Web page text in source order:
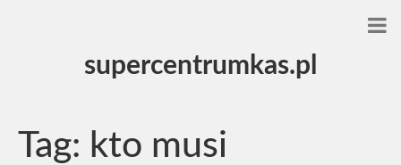
supercentrumkas.pl
Tag: kto musi